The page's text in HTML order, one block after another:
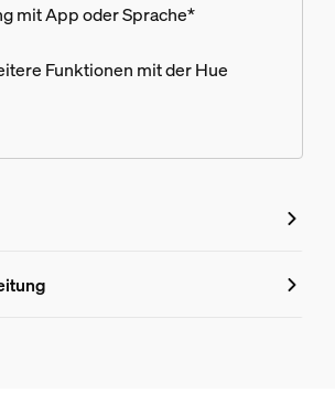
mit App oder Sprache*
Funktionen mit der Hue